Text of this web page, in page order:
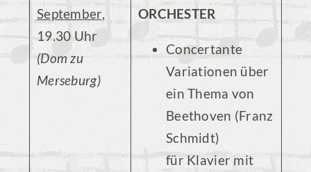
September,
19.30 Uhr
(Dom zu
Merseburg)
ORCHESTER
Concertante
Variationen über
ein Thema von
Beethoven (Franz
Schmidt)
für Klavier mit